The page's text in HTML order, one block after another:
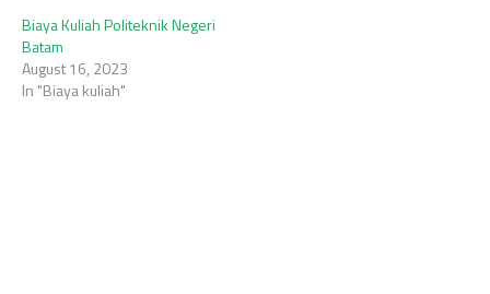
Biaya Kuliah Politeknik Negeri
Batam
August 16, 2023
In "Biaya kuliah"